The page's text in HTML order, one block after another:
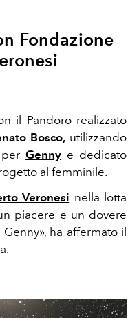
Fondazione
il Pandoro realizzato
Bosco, utilizzando
Gennye dedicato
al femminile.
Veronesi nella lotta
piacere e un dovere
ha affermato il